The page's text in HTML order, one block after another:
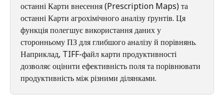
останні Карти внесення (Prescription Maps) та
останні Карти агрохімічного аналізу ґрунтів. Ця
функція полегшує використання даних у
сторонньому ПЗ для глибшого аналізу й порівнянь.
Наприклад, TIFF-файл карти продуктивності
дозволяє оцінити ефективність поля та порівнювати
продуктивність між різними ділянками.